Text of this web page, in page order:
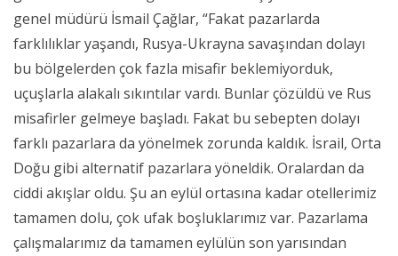
genel müdürü İsmail Çağlar, “Fakat pazarlarda
farklılıklar yaşandı, Rusya-Ukrayna savaşından dolayı
bu bölgelerden çok fazla misafir beklemiyorduk,
uçuşlarla alakalı sıkıntılar vardı. Bunlar çözüldü ve Rus
misafirler gelmeye başladı. Fakat bu sebepten dolayı
farklı pazarlara da yönelmek zorunda kaldık. İsrail, Orta
Doğu gibi alternatif pazarlara yöneldik. Oralardan da
ciddi akışlar oldu. Şu an eylül ortasına kadar otellerimiz
tamamen dolu, çok ufak boşluklarımız var. Pazarlama
çalışmalarımız da tamamen eylülün son yarısından